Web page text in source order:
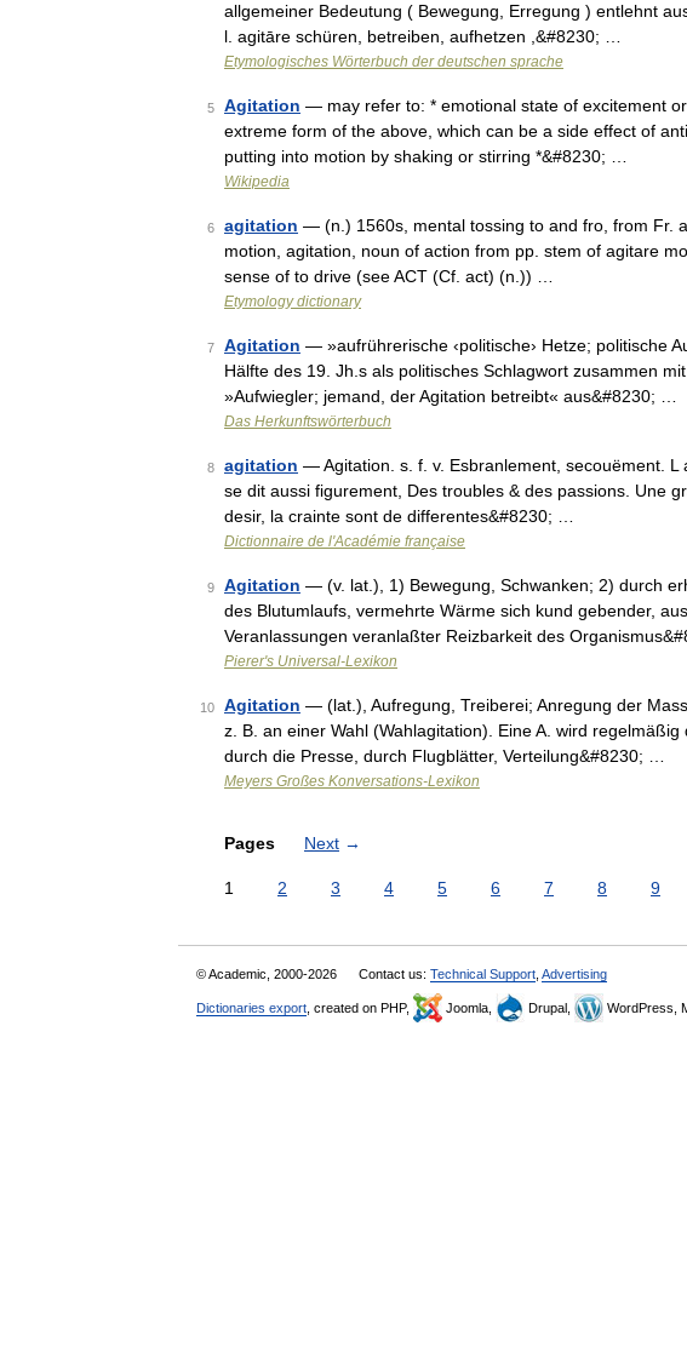
allgemeiner Bedeutung ( Bewegung, Erregung ) entlehnt
l. agitāre schüren, betreiben, aufhetzen ,&#8230; …
Etymologisches Wörterbuch der deutschen sprache
5 Agitation — may refer to: * emotional state of excitement
extreme form of the above, which can be a side effect of
putting into motion by shaking or stirring *&#8230; …
Wikipedia
6 agitation — (n.) 1560s, mental tossing to and fro, from Fr.
motion, agitation, noun of action from pp. stem of agitare
sense of to drive (see ACT (Cf. act) (n.)) …
Etymology dictionary
7 Agitation — »aufrührerische ‹politische› Hetze; politische
Hälfte des 19. Jh.s als politisches Schlagwort zusammen
»Aufwiegler; jemand, der Agitation betreibt« aus&#8230; …
Das Herkunftswörterbuch
8 agitation — Agitation. s. f. v. Esbranlement, secouëment.
se dit aussi figurement, Des troubles & des passions. Une
desir, la crainte sont de differentes&#8230; …
Dictionnaire de l'Académie française
9 Agitation — (v. lat.), 1) Bewegung, Schwanken; 2) durch
des Blutumlaufs, vermehrte Wärme sich kund gebender,
Veranlassungen veranlaßter Reizbarkeit des
Pierer's Universal-Lexikon
10 Agitation — (lat.), Aufregung, Treiberei; Anregung der
z. B. an einer Wahl (Wahlagitation). Eine A. wird
durch die Presse, durch Flugblätter, Verteilung&#8230; …
Meyers Großes Konversations-Lexikon
Pages Next →
1 2 3 4 5 6 7 8 9
© Academic, 2000-2026 Contact us: Technical Support Advertising
Dictionaries export , created on PHP, Joomla, Drupal, WordPress,